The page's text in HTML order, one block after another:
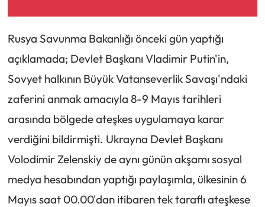
Rusya Savunma Bakanlığı önceki gün yaptığı
açıklamada; Devlet Başkanı Vladimir Putin'in,
Sovyet halkının Büyük Vatanseverlik Savaşı'ndaki
zaferini anmak amacıyla 8-9 Mayıs tarihleri
arasında bölgede ateşkes uygulamaya karar
verdiğini bildirmişti. Ukrayna Devlet Başkanı
Volodimir Zelenskiy de aynı günün akşamı sosyal
medya hesabından yaptığı paylaşımla, ülkesinin 6
Mayıs saat 00.00'dan itibaren tek taraflı ateşkese